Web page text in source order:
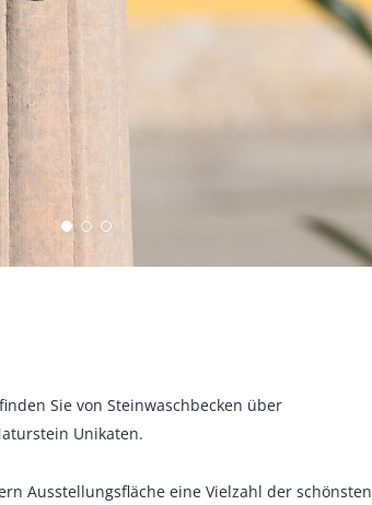
finden Sie von Steinwaschbecken über
Unikaten.
Ausstellungsfläche eine Vielzahl der schönsten